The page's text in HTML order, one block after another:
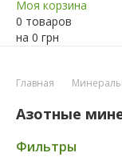
Моя корзина
0 товаров
на 0 грн
Главная
Азотные
Фильтры